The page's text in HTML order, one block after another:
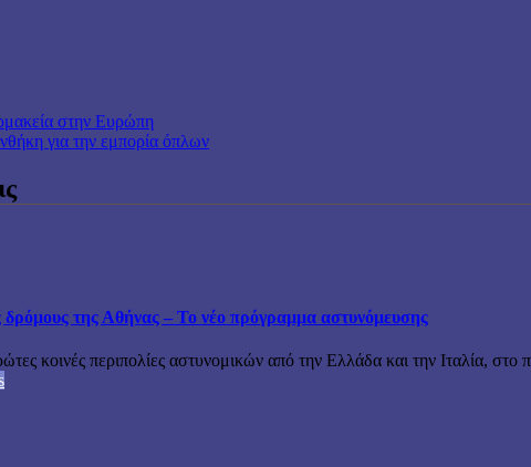
στην Ευρώπη
για την εμπορία όπλων
δρόμους της Αθήνας – Το νέο πρόγραμμα αστυνόμευσης
κοινές περιπολίες αστυνομικών από την Ελλάδα και την Ιταλία, στο